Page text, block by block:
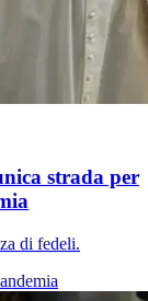
strada per
di fedeli.